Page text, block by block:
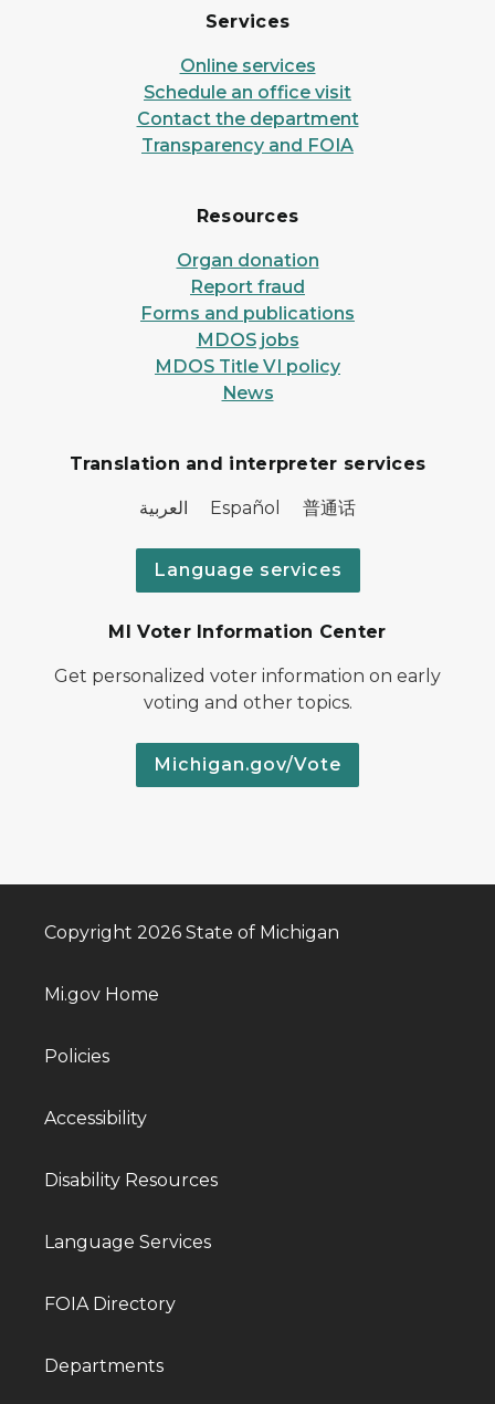
Services
Online services
Schedule an office visit
Contact the department
Transparency and FOIA
Resources
Organ donation
Report fraud
Forms and publications
MDOS jobs
MDOS Title VI policy
News
Translation and interpreter services
العربية Español 普通话
Language services
MI Voter Information Center
Get personalized voter information on early
voting and other topics.
Michigan.gov/Vote
Copyright 2026 State of Michigan
Mi.gov Home
Policies
Accessibility
Disability Resources
Language Services
FOIA Directory
Departments